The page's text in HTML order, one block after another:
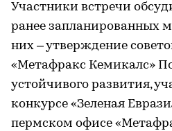
Участники встречи
ранее запланированных
них – утверждение
«Метафракс Кемикалс»
устойчивого развития,
конкурсе «Зеленая
пермском офисе